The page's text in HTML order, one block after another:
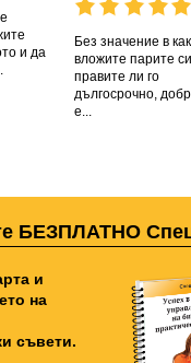
и да
Без значение в
вложите парите
правите ли го
дългосрочно,
е...
БЕЗПЛАТНО
и
на
съвети.